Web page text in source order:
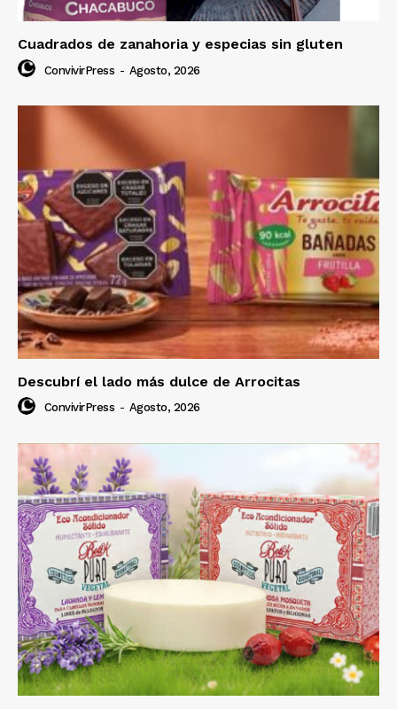
Cuadrados de zanahoria y especias sin gluten
ConvivirPress - Agosto, 2026
Descubrí el lado más dulce de Arrocitas
ConvivirPress - Agosto, 2026